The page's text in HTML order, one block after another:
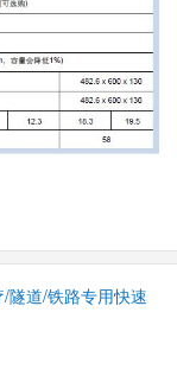
隧道/铁路专用快速